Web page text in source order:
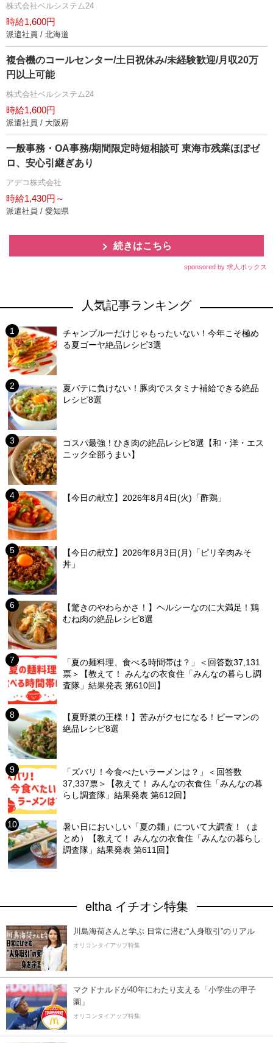
株式会社ベルシステム24
時給1,600円
派遣社員 / 北海道
複合機のコールセンター/土日祝休み/未経験歓迎/月収20万
円以上可能
株式会社ベルシステム24
時給1,600円
派遣社員 / 大阪府
一般事務・OA事務/期間限定時短相談可 東海市残業ほぼゼ
ロ、安心引継ぎあり
アデコ株式会社
時給1,430円～
派遣社員 / 愛知県
続きはこちら
sponsored by 求人ボックス
人気記事ランキング
チャンプルーだけじゃもったいない！今年こそ極め
る夏ゴーヤ絶品レシピ3選
夏バテに負けない！豚肉でスタミナ補給できる絶品
レシピ8選
コスパ最強！ひき肉の絶品レシピ8選【和・洋・エス
ニック全部うまい】
【今日の献立】2026年8月4日(火)「酢鶏」
【今日の献立】2026年8月3日(月)「ピリ辛肉みそ
丼」
【驚きのやわらかさ！】ヘルシーなのに大満足！鶏
むね肉の絶品レシピ8選
「夏の麺料理、食べる時間帯は？」＜回答数37,131
票＞【教えて！ みんなの衣食住「みんなの暮らし調
査隊」結果発表 第610回】
【夏野菜の王様！】苦みがクセになる！ピーマンの
絶品レシピ8選
「ズバリ！今食べたいラーメンは？」＜回答数
37,337票＞【教えて！ みんなの衣食住「みんなの暮
らし調査隊」結果発表 第612回】
暑い日においしい「夏の麺」について大調査！（ま
とめ）【教えて！ みんなの衣食住「みんなの暮らし
調査隊」結果発表 第611回】
eltha イチオシ特集
川島海荷さんと学ぶ 日常に潜む“人身取引”のリアル
オリコンタイアップ特集
マクドナルドが40年にわたり支える「小学生の甲子
園」
オリコンタイアップ特集